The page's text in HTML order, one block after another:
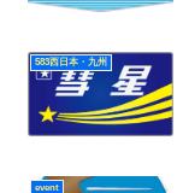
583西日本・九州
event